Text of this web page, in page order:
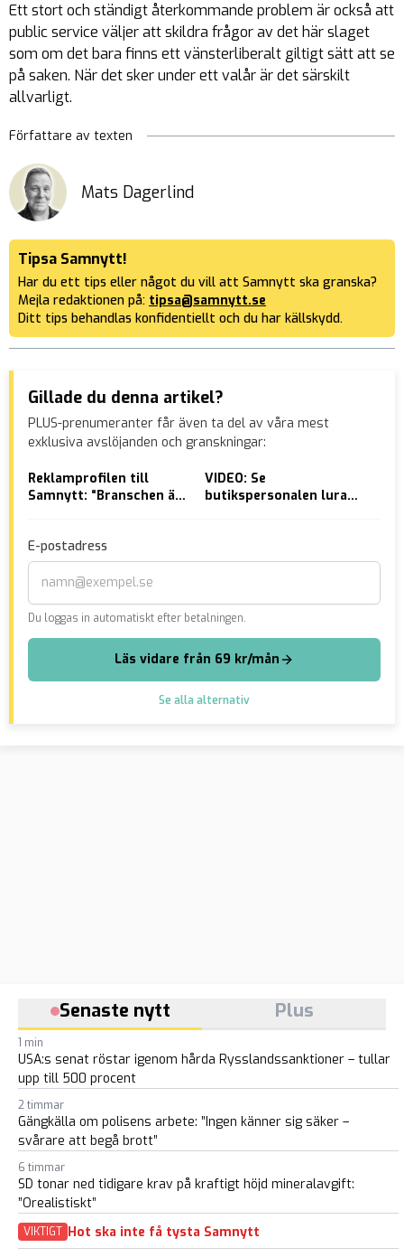
Ett stort och ständigt återkommande problem är också att
public service väljer att skildra frågor av det här slaget
som om det bara finns ett vänsterliberalt giltigt sätt att se
på saken. När det sker under ett valår är det särskilt
allvarligt.
Författare av texten
Mats Dagerlind
Tipsa Samnytt!
Har du ett tips eller något du vill att Samnytt ska granska?
Mejla redaktionen på: tipsa@samnytt.se
Ditt tips behandlas konfidentiellt och du har källskydd.
Gillade du denna artikel?
PLUS-prenumeranter får även ta del av våra mest
exklusiva avslöjanden och granskningar:
Reklamprofilen till
Samnytt: “Branschen är
VIDEO: Se
butikspersonalen lura
E-postadress
Du loggas in automatiskt efter betalningen.
Läs vidare från 69 kr/mån
Se alla alternativ
Senaste nytt Plus
1 min
USA:s senat röstar igenom hårda Rysslandssanktioner – tullar
upp till 500 procent
2 timmar
Gängkälla om polisens arbete: ”Ingen känner sig säker –
svårare att begå brott”
6 timmar
SD tonar ned tidigare krav på kraftigt höjd mineralavgift:
”Orealistiskt”
VIKTIGT Hot ska inte få tysta Samnytt